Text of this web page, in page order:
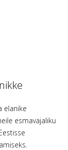
elanike
esmavajaliku